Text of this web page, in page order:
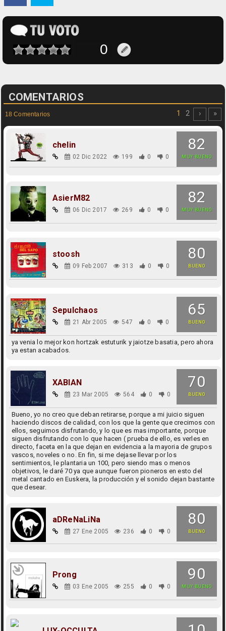
COMENTARIOS
18 Comentarios 1 2 › »
82
MUY BUENO
chelin
02 Dic 2022 199 0 0
82
MUY BUENO
AsierM82
06 Dic 2017 269 0 0
80
BUENO
stoosh
09 Feb 2007 313 0 0
65
BUENO
Sepulchaos
21 Abr 2005 547 0 0
ya venia lo mejor kon hortzak estuturik y jaiotze basatia, pero ahora
ya estan acabados.
70
BUENO
XABIAN
23 Mar 2005 564 0 0
Bueno, yo no creo que deban retirarse, porque a mi juicio siguen
haciendo discos de calidad, con los que la gente que crecimos con
ellos, seguimos disfrutando, y lo que es mas importante, porque
siguen disfrutando con lo que hacen ( prueba de ello, es verles en
directo, faceta en la que dejan en evidencia a la mayoria de grupos
vascos, noveles o no. En fin, si me dejase llevar por los
sentimientos, le plantaria un 100, pero siendo mas o menos
objetivos, le daré 70 ya que aunque fueron pioneros en esto del
metal cantado en Euskera, la producción y el sonido dejan bastante
que desear.
80
BUENO
aDReNaLiNa
27 Ene 2005 236 0 0
90
MUY BUENO
Prong
03 Ene 2005 255 0 0